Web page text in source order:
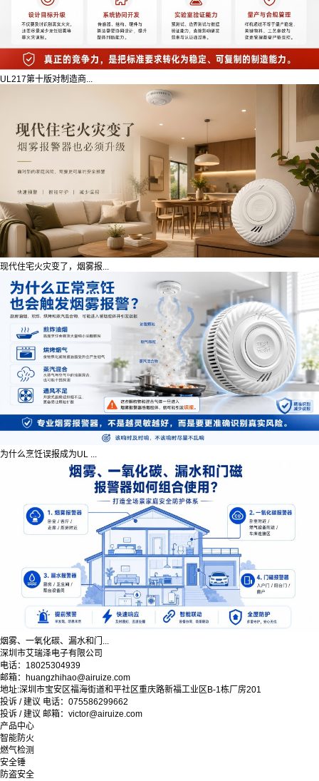
UL217第十版对制造商...
现代住宅火灾变了，烟雾报...
为什么烹饪误报成为UL ...
烟雾、一氧化碳、漏水和门...
深圳市艾瑞泽电子有限公司
电话：18025304939
邮箱：huangzhihao@airuize.com
地址:深圳市宝安区福海街道和平社区重庆路新福工业区B-1栋厂房201
投诉 / 建议 电话：075586299662
投诉 / 建议 邮箱：victor@airuize.com
产品中心
智能防火
燃气检测
安全锤
防盗安全